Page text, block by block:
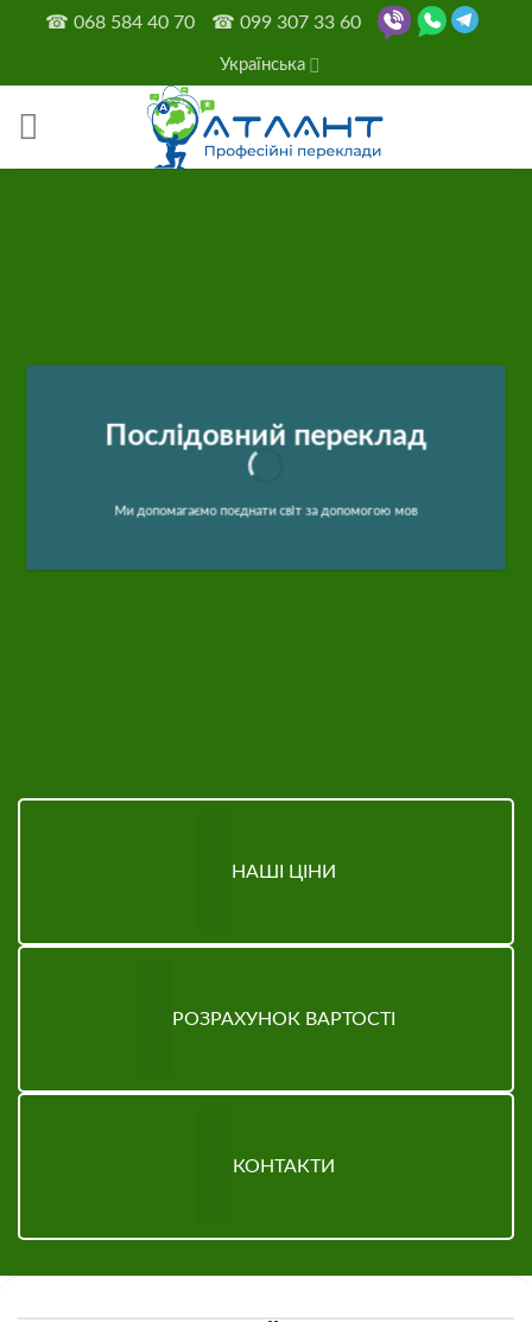
content
☎ 068 584 40 70 ☎ 099 307 33 60
Українська
Послідовний переклад
Ми допомагаємо поєднати світ за допомогою мов
НАШІ ЦІНИ
РОЗРАХУНОК ВАРТОСТІ
КОНТАКТИ